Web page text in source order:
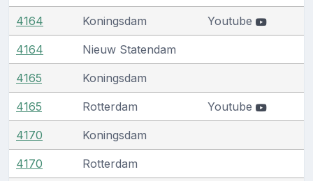
4164 Koningsdam Youtube
4164 Nieuw Statendam
4165 Koningsdam
4165 Rotterdam Youtube
4170 Koningsdam
4170 Rotterdam